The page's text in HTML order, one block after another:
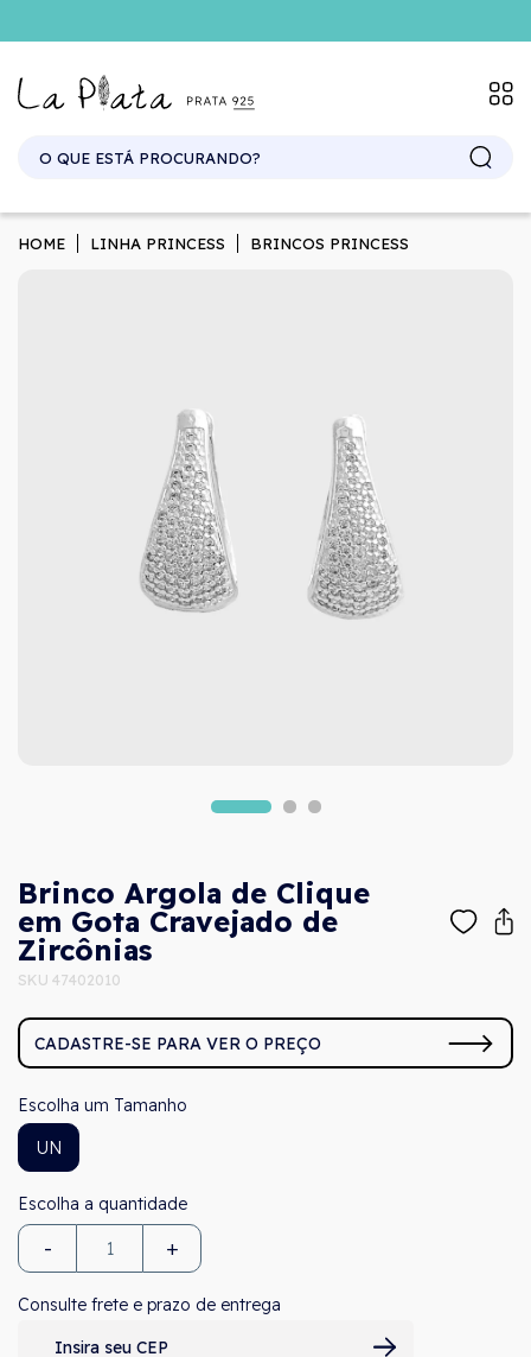
HOME LINHA PRINCESS BRINCOS PRINCESS
Brinco Argola de Clique
em Gota Cravejado de
Zircônias
SKU 47402010
CADASTRE-SE PARA VER O PREÇO
Tamanho
UN
- +
Consulte frete e prazo de entrega